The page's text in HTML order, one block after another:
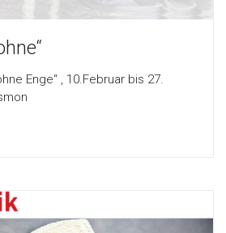
Enge“ , 10.Februar bis 27.